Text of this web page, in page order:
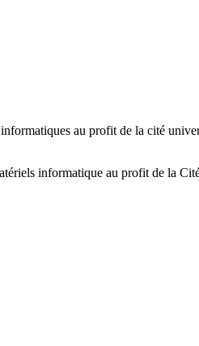
au profit de la cité
informatique au profit de la